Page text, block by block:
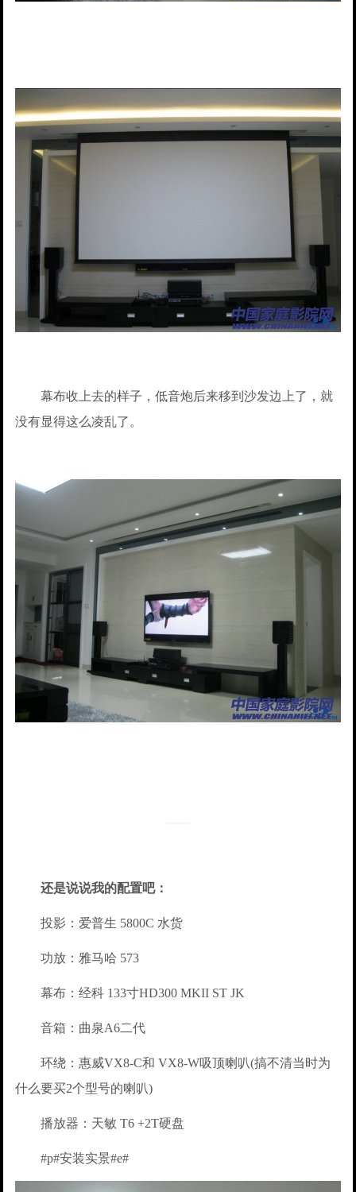
幕布收上去的样子，低音炮后来移到沙发边上了，就
没有显得这么凌乱了。
还是说说我的配置吧：
投影：爱普生 5800C 水货
功放：雅马哈 573
幕布：经科 133寸HD300 MKII ST JK
音箱：曲泉A6二代
环绕：惠威VX8-C和 VX8-W吸顶喇叭(搞不清当时为
什么要买2个型号的喇叭)
播放器：天敏 T6 +2T硬盘
#p#安装实景#e#